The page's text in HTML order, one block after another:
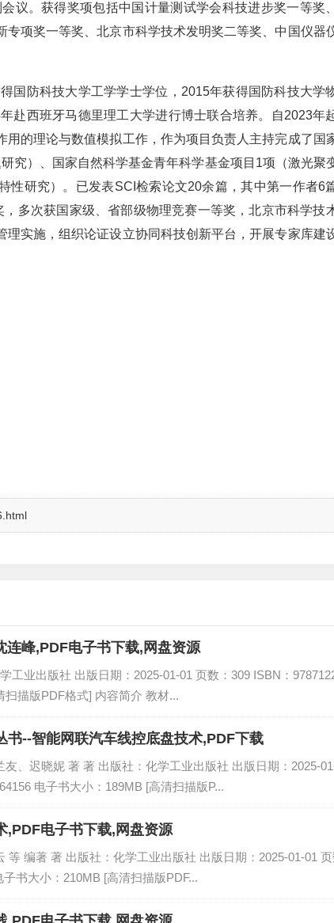
议。获得奖项包括中国计量测试学会科技进步奖一等奖
项奖一等奖、北京市科学技术发明奖二等奖、中国仪器
国防科技大学工学学士学位，2015年获得国防科技大学
赴西班牙马德里理工大学进行博士联合培养。自2023年
的理论与数值模拟工作，作为项目负责人主持完成了国
究）、国家自然科学基金青年科学基金项目1项（激光聚
性研究）。已发表SCI检索论文20余篇，其中第一作者6
多次获国家级、省部级物理竞赛一等奖，北京市科学技
实施，组织论证设立协同科技创新平台，开展专家库建
连峰,PDF电子书下载,网盘资源
工业出版社 出版日期：2025-01-01 页数：309 ISBN：
扫描版PDF格式] 内容简介 教材...
书--智能网联汽车线控底盘技术,PDF下载
、迟晓妮 著 著 出版社：化学工业出版社 出版日期：2025-
电子书大小：189MB [高清扫描版P...
,PDF电子书下载,网盘资源
等 编著 著 出版社：化学工业出版社 出版日期：2025-01-01
书大小：210MB [高清扫描版PDF...